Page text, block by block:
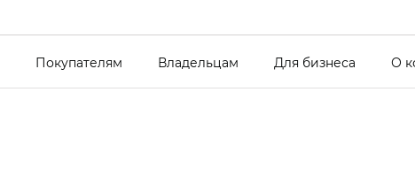
Покупателям Владельцам Для бизнеса О